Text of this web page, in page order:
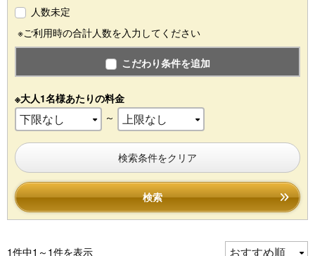
人数未定
※ご利用時の合計人数を入力してください
こだわり条件を追加
※大人1名様あたりの料金
～
検索条件をクリア
検索
1件中1～1件を表示